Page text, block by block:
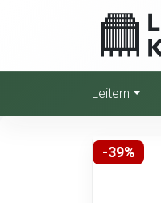
Leitern
-39%